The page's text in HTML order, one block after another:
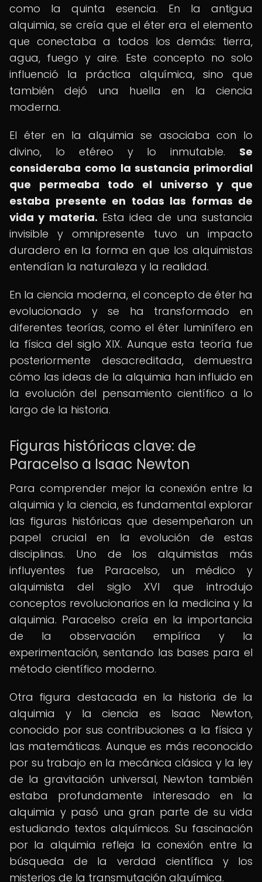
como la quinta esencia. En la antigua
alquimia, se creía que el éter era el elemento
que conectaba a todos los demás: tierra,
agua, fuego y aire. Este concepto no solo
influenció la práctica alquímica, sino que
también dejó una huella en la ciencia
moderna.
El éter en la alquimia se asociaba con lo
divino, lo etéreo y lo inmutable. Se
consideraba como la sustancia primordial
que permeaba todo el universo y que
estaba presente en todas las formas de
vida y materia. Esta idea de una sustancia
invisible y omnipresente tuvo un impacto
duradero en la forma en que los alquimistas
entendían la naturaleza y la realidad.
En la ciencia moderna, el concepto de éter ha
evolucionado y se ha transformado en
diferentes teorías, como el éter luminífero en
la física del siglo XIX. Aunque esta teoría fue
posteriormente desacreditada, demuestra
cómo las ideas de la alquimia han influido en
la evolución del pensamiento científico a lo
largo de la historia.
Figuras históricas clave: de
Paracelso a Isaac Newton
Para comprender mejor la conexión entre la
alquimia y la ciencia, es fundamental explorar
las figuras históricas que desempeñaron un
papel crucial en la evolución de estas
disciplinas. Uno de los alquimistas más
influyentes fue Paracelso, un médico y
alquimista del siglo XVI que introdujo
conceptos revolucionarios en la medicina y la
alquimia. Paracelso creía en la importancia
de la observación empírica y la
experimentación, sentando las bases para el
método científico moderno.
Otra figura destacada en la historia de la
alquimia y la ciencia es Isaac Newton,
conocido por sus contribuciones a la física y
las matemáticas. Aunque es más reconocido
por su trabajo en la mecánica clásica y la ley
de la gravitación universal, Newton también
estaba profundamente interesado en la
alquimia y pasó una gran parte de su vida
estudiando textos alquímicos. Su fascinación
por la alquimia refleja la conexión entre la
búsqueda de la verdad científica y los
misterios de la transmutación alquímica.